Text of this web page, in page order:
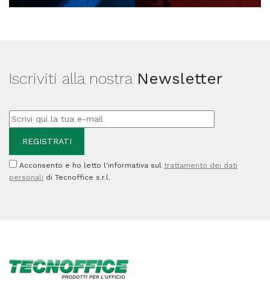
Iscriviti alla nostra Newsletter
Acconsento e ho letto l'informativa sul trattamento dei dati
personali di Tecnoffice s.r.l.